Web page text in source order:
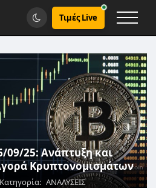
Τιμές Live
09/25: Ανάπτυξη και
Κρυπτονομισμάτων
Κατηγορία: ΑΝΑΛΥΣΕΙΣ